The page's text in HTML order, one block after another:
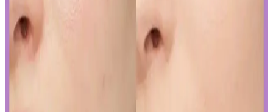
Yapay Zeka ile Kozmetik Sektöründe Yenilikler ve
Sunduğu Faydalar